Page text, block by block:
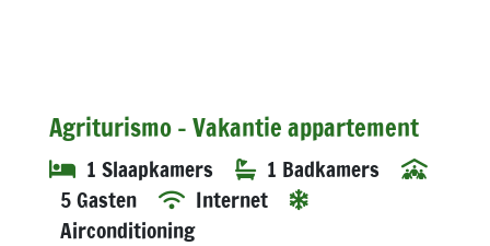
Agriturismo - Vakantie appartement
1 Slaapkamers
1 Badkamers
5 Gasten
Internet
Airconditioning